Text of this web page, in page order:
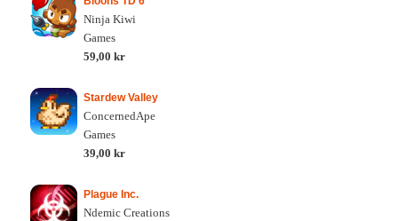
Ninja Kiwi
Games
59,00 kr
Stardew Valley
ConcernedApe
Games
39,00 kr
Plague Inc.
Ndemic Creations